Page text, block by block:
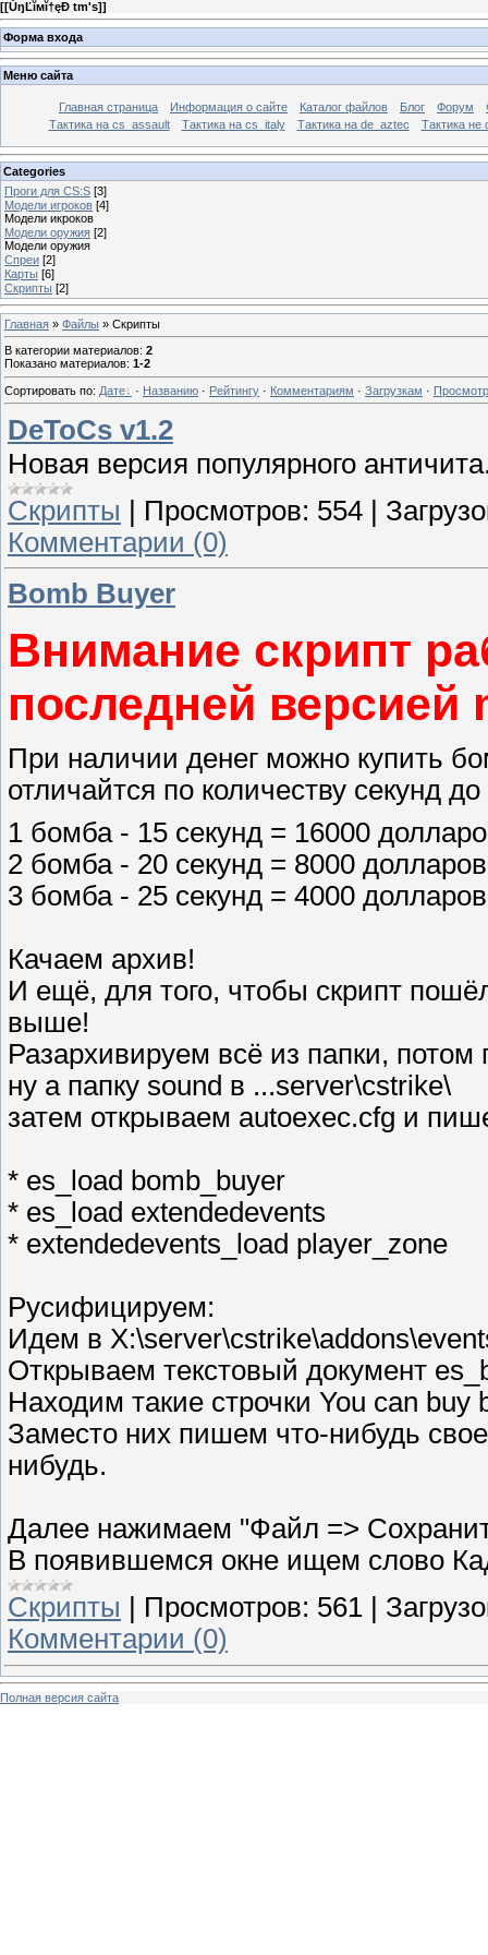
[[ŮŋĽĭмĭ†ęÐ tm's]]
Форма входа
Меню сайта
Главная страница Информация о сайте Каталог файлов Блог Форум
Тактика на сs_assault
Тактика на cs_italy Тактика на de_aztec Тактика не
Categories
Проги для CS:S [3]
Модели игроков [4]
Модели икроков
Модели оружия [2]
Модели оружия
Спреи [2]
Карты [6]
Скрипты [2]
Главная » Файлы » Скрипты
В категории материалов: 2
Показано материалов: 1-2
Сортировать по: Дате · Названию · Рейтингу · Комментариям · Загрузкам ·
DeToCs v1.2
Новая версия популярного
Скрипты | Просмотров: 554 |
Комментарии (0)
Bomb Buyer
Внимание скрипт
последней версией
При наличии денег можно купить
отличайтся по количеству секунд
1 бомба - 15 секунд = 16000
2 бомба - 20 секунд = 8000 долларов
3 бомба - 25 секунд = 4000 долларов
Качаем архив!
И ещё, для того, чтобы скрипт
выше!
Разархивируем всё из папки,
ну а папку sound в ...server\cstrike\
затем открываем autoexec.cfg и
* es_load bomb_buyer
* es_load extendedevents
* extendedevents_load player_zone
Русифицируем:
Идем в
Открываем текстовый документ
Находим такие строчки You can
Заместо них пишем что-нибудь
нибудь.
Далее нажимаем "Файл =>
В появившемся окне ищем слово
Скрипты
Просмотров: 561
Комментарии (0)
Полная версия сайта